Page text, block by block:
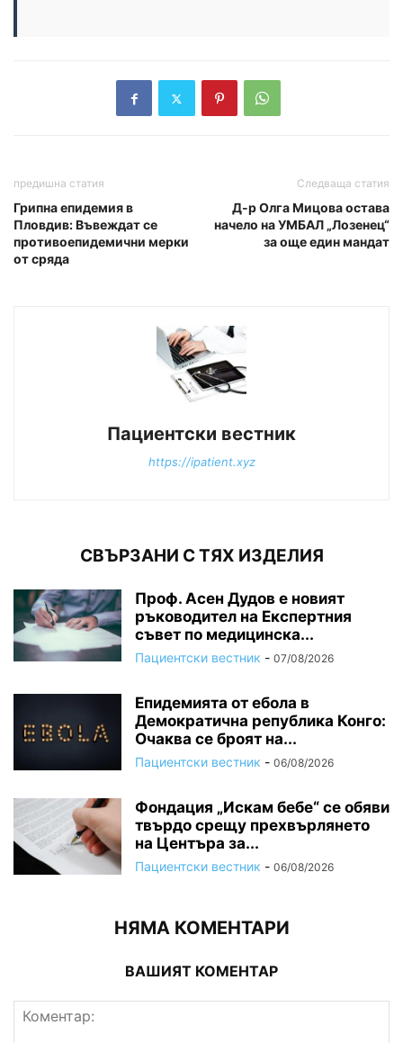
предишна статия
Грипна епидемия в
Пловдив: Въвеждат се
противоепидемични мерки
от сряда
Следваща статия
Д-р Олга Мицова остава
начело на УМБАЛ „Лозенец“
за още един мандат
Пациентски вестник
https://ipatient.xyz
СВЪРЗАНИ С ТЯХ ИЗДЕЛИЯ
Проф. Асен Дудов е новият
ръководител на Експертния
съвет по медицинска...
Пациентски вестник - 07/08/2026
Епидемията от ебола в
Демократична република Конго:
Очаква се броят на...
Пациентски вестник - 06/08/2026
Фондация „Искам бебе“ се обяви
твърдо срещу прехвърлянето
на Центъра за...
Пациентски вестник - 06/08/2026
НЯМА КОМЕНТАРИ
ВАШИЯТ КОМЕНТАР